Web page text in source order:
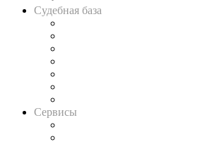
Судебная база
Сервисы